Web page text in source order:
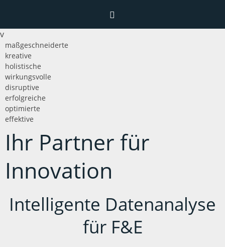
v
maßgeschneiderte
kreative
holistische
wirkungsvolle
disruptive
erfolgreiche
optimierte
effektive
Ihr Partner für
Innovation
Intelligente Datenanalyse
für F&E